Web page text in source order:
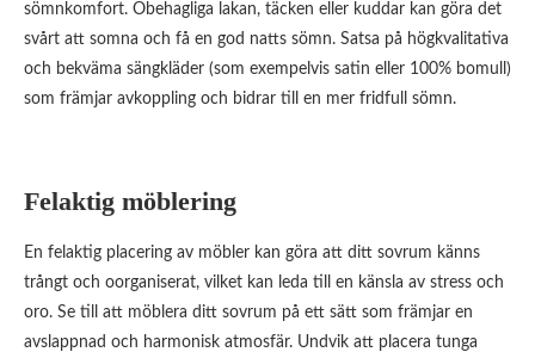
sömnkomfort. Obehagliga lakan, täcken eller kuddar kan göra det
svårt att somna och få en god natts sömn. Satsa på högkvalitativa
och bekväma sängkläder (som exempelvis satin eller 100% bomull)
som främjar avkoppling och bidrar till en mer fridfull sömn.
Felaktig möblering
En felaktig placering av möbler kan göra att ditt sovrum känns
trångt och oorganiserat, vilket kan leda till en känsla av stress och
oro. Se till att möblera ditt sovrum på ett sätt som främjar en
avslappnad och harmonisk atmosfär. Undvik att placera tunga